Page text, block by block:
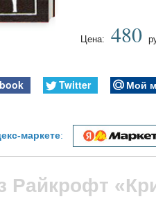
Цена: 480
Twitter Мой
маркете:
Райкрофт